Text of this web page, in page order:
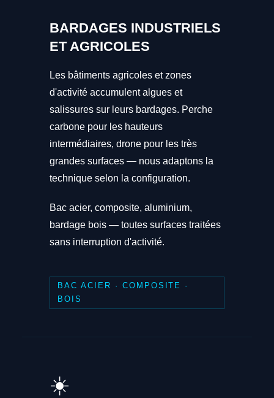
BARDAGES INDUSTRIELS
ET AGRICOLES
Les bâtiments agricoles et zones
d'activité accumulent algues et
salissures sur leurs bardages. Perche
carbone pour les hauteurs
intermédiaires, drone pour les très
grandes surfaces — nous adaptons la
technique selon la configuration.
Bac acier, composite, aluminium,
bardage bois — toutes surfaces traitées
sans interruption d'activité.
BAC ACIER · COMPOSITE ·
BOIS
☀️